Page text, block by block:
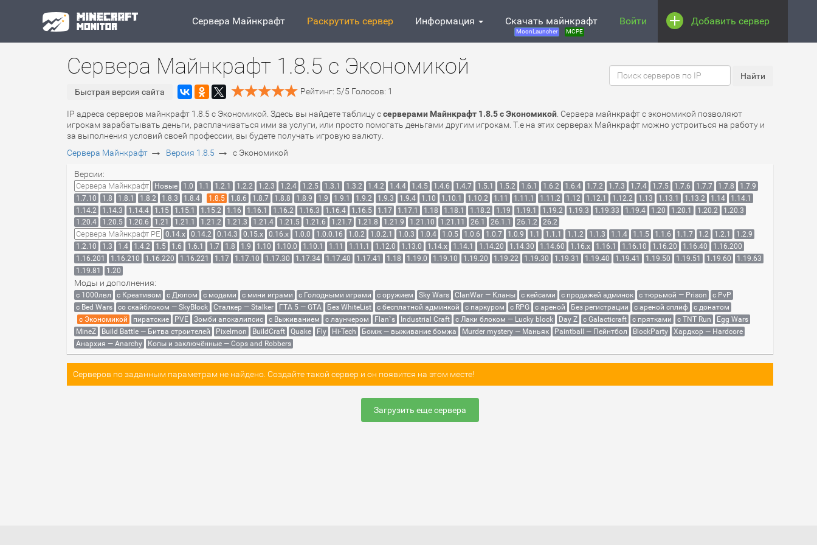
Сервера Майнкрафт Раскрутить сервер Информация Скачать майнкрафт
MoonLauncher MCPE
Войти Добавить сервер
Сервера Майнкрафт 1.8.5 с Экономикой
Быстрая версия сайта Рейтинг: 5/5 Голосов: 1
IP адреса серверов майнкрафт 1.8.5 с Экономикой. Здесь вы найдете таблицу ссерверами Майнкрафт 1.8.5 с Экономикой . Сервера майнкрафт с экономикой позволяют
игрокам зарабатывать деньги, расплачиваться ими за услуги, или просто помогать деньгами другим игрокам. Т.е на этих серверах Майнкрафт можно устроиться на работу и
за выполнения условий своей профессии, вы будете получать игровую валюту.
Сервера Майнкрафт → Версия 1.8.5 → с Экономикой
Версии:
Сервера Майнкрафт Новые 1.0 1.1 1.2.1 1.2.2 1.2.3 1.2.4 1.2.5 1.3.1 1.3.2 1.4.2 1.4.4 1.4.5 1.4.6 1.4.7 1.5.1 1.5.2 1.6.1 1.6.2 1.6.4 1.7.2 1.7.3 1.7.4 1.7.5 1.7.6 1.7.7 1.7.8
1.7.9
1.7.10
1.8 1.8.1 1.8.2 1.8.3 1.8.4 1.8.5 1.8.6 1.8.7 1.8.8 1.8.9 1.9 1.9.1 1.9.2 1.9.3 1.9.4 1.10 1.10.1 1.10.2 1.11 1.11.1 1.11.2 1.12 1.12.1 1.12.2 1.13 1.13.1 1.13.2 1.14
1.14.1
1.14.2
1.14.3 1.14.4 1.15 1.15.1 1.15.2 1.16 1.16.1 1.16.2 1.16.3 1.16.4 1.16.5 1.17 1.17.1 1.18 1.18.1 1.18.2 1.19 1.19.1 1.19.2 1.19.3 1.19.33 1.19.4 1.20 1.20.1 1.20.2
1.20.3
1.20.4
1.20.5 1.20.6 1.21 1.21.1 1.21.2 1.21.3 1.21.4 1.21.5 1.21.6 1.21.7 1.21.8 1.21.9 1.21.10 1.21.11 26.1 26.1.1 26.1.2 26.2
Сервера Майнкрафт PE 0.14.x 0.14.2 0.14.3 0.15.x 0.16.x 1.0.0 1.0.0.16 1.0.2 1.0.2.1 1.0.3 1.0.4 1.0.5 1.0.6 1.0.7 1.0.9 1.1 1.1.1 1.1.2 1.1.3 1.1.4 1.1.5 1.1.6 1.1.7 1.2 1.2.1
1.2.9
1.2.10
1.3 1.4 1.4.2 1.5 1.6 1.6.1 1.7 1.8 1.9 1.10 1.10.0 1.10.1 1.11 1.11.1 1.12.0 1.13.0 1.14.x 1.14.1 1.14.20 1.14.30 1.14.60 1.16.x 1.16.1 1.16.10 1.16.20 1.16.40
1.16.200
1.16.201
1.16.210 1.16.220 1.16.221 1.17 1.17.10 1.17.30 1.17.34 1.17.40 1.17.41 1.18 1.19.0 1.19.10 1.19.20 1.19.22 1.19.30 1.19.31 1.19.40 1.19.41 1.19.50 1.19.51 1.19.60
1.19.63
1.19.81
1.20
Моды и дополнения:
с 1000лвл c Креативом с Дюпом с модами с мини играми с Голодными играми с оружием Sky Wars ClanWar — Кланы с кейсами с продажей админок с тюрьмой — Prison
с PvP
с Bed Wars
со скайблоком — SkyBlock Сталкер — Stalker ГТА 5 — GTA Без WhiteList с бесплатной админкой с паркуром с RPG с ареной Без регистрации с ареной сплиф
с донатом
с Экономикой
пиратские PVE Зомби апокалипсис с Выживанием с лаунчером Flan`s Industrial Craft с Лаки блоком — Lucky block Day Z с Galacticraft с прятками с TNT Run
Egg Wars
MineZ
Build Battle — Битва строителей Pixelmon BuildCraft Quake Fly Hi-Tech Бомж — выживание бомжа Murder mystery — Маньяк Paintball — Пейнтбол BlockParty
Хардкор — Hardcore
Анархия — Anarchy
Копы и заключённые — Cops and Robbers
Серверов по заданным параметрам не найдено. Создайте такой сервер и он появится на этом месте!
Загрузить еще сервера